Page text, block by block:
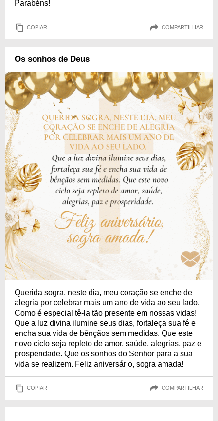
Parabéns!
COPIAR COMPARTILHAR
Os sonhos de Deus
Querida sogra, neste dia, meu coração se enche de
alegria por celebrar mais um ano de vida ao seu lado.
Como é especial tê-la tão presente em nossas vidas!
Que a luz divina ilumine seus dias, fortaleça sua fé e
encha sua vida de bênçãos sem medidas. Que este
novo ciclo seja repleto de amor, saúde, alegrias, paz e
prosperidade. Que os sonhos do Senhor para a sua
vida se realizem. Feliz aniversário, sogra amada!
COPIAR COMPARTILHAR